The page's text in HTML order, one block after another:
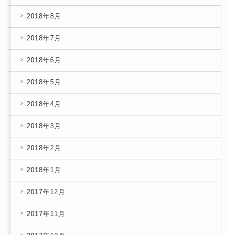
2018年8月
2018年7月
2018年6月
2018年5月
2018年4月
2018年3月
2018年2月
2018年1月
2017年12月
2017年11月